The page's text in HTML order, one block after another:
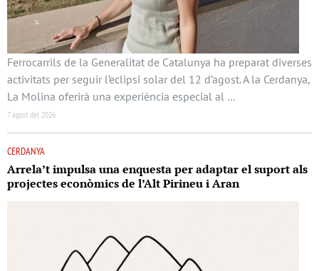
Ferrocarrils de la Generalitat de Catalunya ha preparat diverses
activitats per seguir l’eclipsi solar del 12 d’agost. A la Cerdanya,
La Molina oferirà una experiència especial al …
7 agost del 2026
CERDANYA
Arrela’t impulsa una enquesta per adaptar el suport als
projectes econòmics de l’Alt Pirineu i Aran